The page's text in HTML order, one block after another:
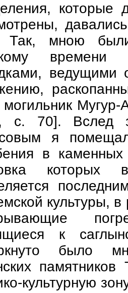
Так, мною
ведущими
могильник
с. 70]. Вслед
я
в
культуры,
к
было
культурную